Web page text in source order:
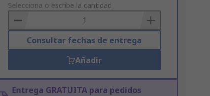
to
Basket
Selecciona o escribe la cantidad
Consultar fechas de entrega
Añadir
Entrega GRATUITA para pedidos